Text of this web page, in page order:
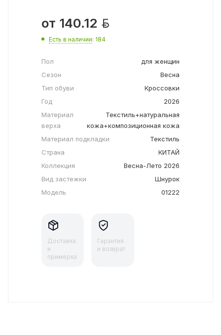
от 140.12 
Есть в наличии: 184
Пол
для женщин
Сезон
Весна
Тип обуви
Кроссовки
Год
2026
Материал
верха
Текстиль+натуральная
кожа+композиционная кожа
Материал подкладки
Текстиль
Страна
КИТАЙ
Коллекция
Весна-Лето 2026
Вид застежки
Шнурок
Модель
01222
Доставка
и
примерка
Гарантия
и возврат